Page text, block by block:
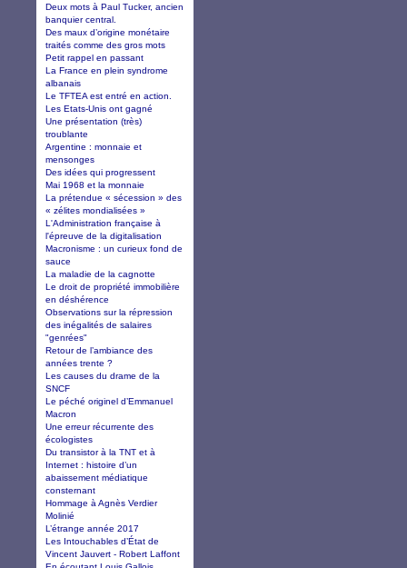
Deux mots à Paul Tucker, ancien
banquier central.
Des maux d’origine monétaire
traités comme des gros mots
Petit rappel en passant
La France en plein syndrome
albanais
Le TFTEA est entré en action.
Les Etats-Unis ont gagné
Une présentation (très)
troublante
Argentine : monnaie et
mensonges
Des idées qui progressent
Mai 1968 et la monnaie
La prétendue « sécession » des
« zélites mondialisées »
L'Administration française à
l'épreuve de la digitalisation
Macronisme : un curieux fond de
sauce
La maladie de la cagnotte
Le droit de propriété immobilière
en déshérence
Observations sur la répression
des inégalités de salaires
"genrées"
Retour de l’ambiance des
années trente ?
Les causes du drame de la
SNCF
Le péché originel d’Emmanuel
Macron
Une erreur récurrente des
écologistes
Du transistor à la TNT et à
Internet : histoire d’un
abaissement médiatique
consternant
Hommage à Agnès Verdier
Molinié
L’étrange année 2017
Les Intouchables d’État de
Vincent Jauvert - Robert Laffont